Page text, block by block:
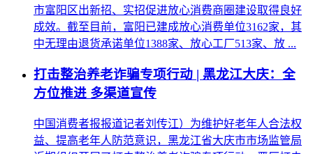
市富阳区出新招、实招促进放心消费商圈建设取得良好
成效。截至目前，富阳已建成放心消费单位3162家，其
中无理由退货承诺单位1388家、放心工厂513家、放 ...
打击整治养老诈骗专项行动 | 黑龙江大庆：全
方位推进 多渠道宣传
中国消费者报报道记者刘传江）为维护好老年人合法权
益、提高老年人防范意识，黑龙江省大庆市市场监管局